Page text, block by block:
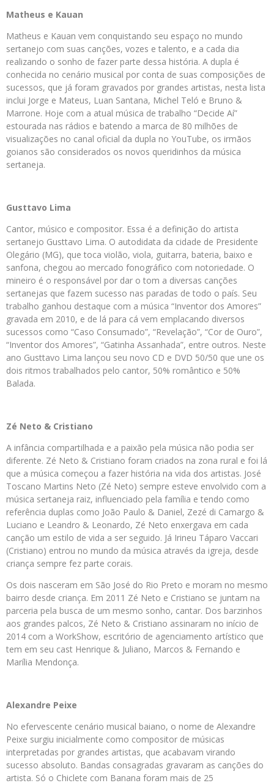
Matheus e Kauan
Matheus e Kauan vem conquistando seu espaço no mundo
sertanejo com suas canções, vozes e talento, e a cada dia
realizando o sonho de fazer parte dessa história. A dupla é
conhecida no cenário musical por conta de suas composições de
sucessos, que já foram gravados por grandes artistas, nesta lista
inclui Jorge e Mateus, Luan Santana, Michel Teló e Bruno &
Marrone. Hoje com a atual música de trabalho “Decide Aí”
estourada nas rádios e batendo a marca de 80 milhões de
visualizações no canal oficial da dupla no YouTube, os irmãos
goianos são considerados os novos queridinhos da música
sertaneja.
Gusttavo Lima
Cantor, músico e compositor. Essa é a definição do artista
sertanejo Gusttavo Lima. O autodidata da cidade de Presidente
Olegário (MG), que toca violão, viola, guitarra, bateria, baixo e
sanfona, chegou ao mercado fonográfico com notoriedade. O
mineiro é o responsável por dar o tom a diversas canções
sertanejas que fazem sucesso nas paradas de todo o país. Seu
trabalho ganhou destaque com a música “Inventor dos Amores”
gravada em 2010, e de lá para cá vem emplacando diversos
sucessos como “Caso Consumado”, “Revelação”, “Cor de Ouro”,
“Inventor dos Amores”, “Gatinha Assanhada”, entre outros. Neste
ano Gusttavo Lima lançou seu novo CD e DVD 50/50 que une os
dois ritmos trabalhados pelo cantor, 50% romântico e 50%
Balada.
Zé Neto & Cristiano
A infância compartilhada e a paixão pela música não podia ser
diferente. Zé Neto & Cristiano foram criados na zona rural e foi lá
que a música começou a fazer história na vida dos artistas. José
Toscano Martins Neto (Zé Neto) sempre esteve envolvido com a
música sertaneja raiz, influenciado pela família e tendo como
referência duplas como João Paulo & Daniel, Zezé di Camargo &
Luciano e Leandro & Leonardo, Zé Neto enxergava em cada
canção um estilo de vida a ser seguido. Já Irineu Táparo Vaccari
(Cristiano) entrou no mundo da música através da igreja, desde
criança sempre fez parte corais.
Os dois nasceram em São José do Rio Preto e moram no mesmo
bairro desde criança. Em 2011 Zé Neto e Cristiano se juntam na
parceria pela busca de um mesmo sonho, cantar. Dos barzinhos
aos grandes palcos, Zé Neto & Cristiano assinaram no início de
2014 com a WorkShow, escritório de agenciamento artístico que
tem em seu cast Henrique & Juliano, Marcos & Fernando e
Marília Mendonça.
Alexandre Peixe
No efervescente cenário musical baiano, o nome de Alexandre
Peixe surgiu inicialmente como compositor de músicas
interpretadas por grandes artistas, que acabavam virando
sucesso absoluto. Bandas consagradas gravaram as canções do
artista. Só o Chiclete com Banana foram mais de 25